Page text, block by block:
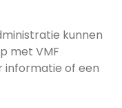
kunnen
met VMF
informatie of een